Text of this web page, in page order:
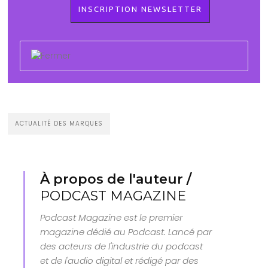
ACTUALITÉ DES MARQUES
À propos de l'auteur /
PODCAST MAGAZINE
Podcast Magazine est le premier
magazine dédié au Podcast. Lancé par
des acteurs de l'industrie du podcast
et de l'audio digital et rédigé par des